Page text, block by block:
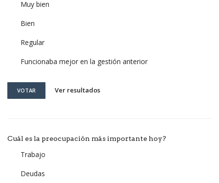
Muy bien
Bien
Regular
Funcionaba mejor en la gestión anterior
VOTAR Ver resultados
Cuál es la preocupación más importante hoy?
Trabajo
Deudas